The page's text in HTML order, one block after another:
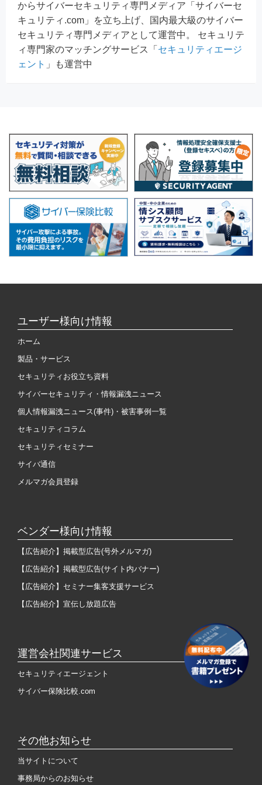
からサイバーセキュリティ専門メディア「サイバーセ
キュリティ.com」を立ち上げ、国内最大級のサイバー
セキュリティ専門メディアとして運営中。 セキュリテ
ィ専門家のマッチングサービス「 セキュリティエージ
ェント 」も運営中
ユーザー様向け情報
ホーム
製品・サービス
セキュリティお役立ち資料
サイバーセキュリティ・情報漏洩ニュース
個人情報漏洩ニュース(事件)・被害事例一覧
セキュリティコラム
セキュリティセミナー
サイバ通信
メルマガ会員登録
ベンダー様向け情報
【広告紹介】掲載型広告(号外メルマガ)
【広告紹介】掲載型広告(サイト内バナー)
【広告紹介】セミナー集客支援サービス
【広告紹介】宣伝し放題広告
運営会社関連サービス
セキュリティエージェント
サイバー保険比較.com
その他お知らせ
当サイトについて
事務局からのお知らせ